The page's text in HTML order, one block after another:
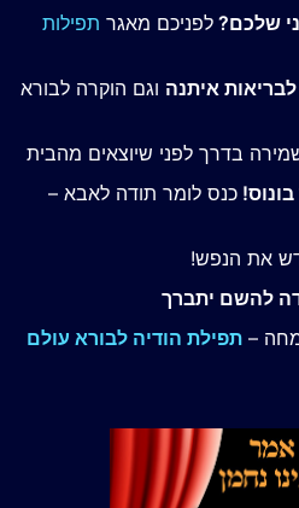
שלכם? לפניכם מאגר תפילות
איתנה וגם הוקרה לבורא
בדרך לפני שיוצאים מהבית
כנס לומר תודה לאבא –
את הנפש!
להשם יתברך
– תפילת הודיה לבורא עולם